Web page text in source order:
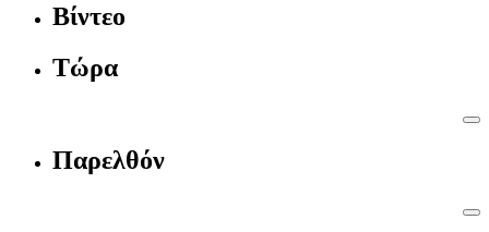
Βίντεο
Τώρα
Παρελθόν